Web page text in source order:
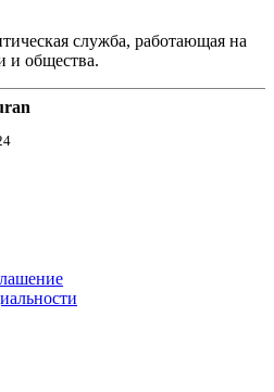
служба, работающая на
и общества.